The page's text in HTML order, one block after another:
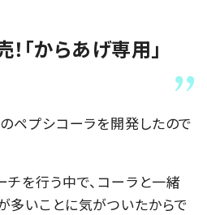
「からあげ専用」
ペプシコーラを開発したので
を行う中で、コーラと一緒
多いことに気がついたからで